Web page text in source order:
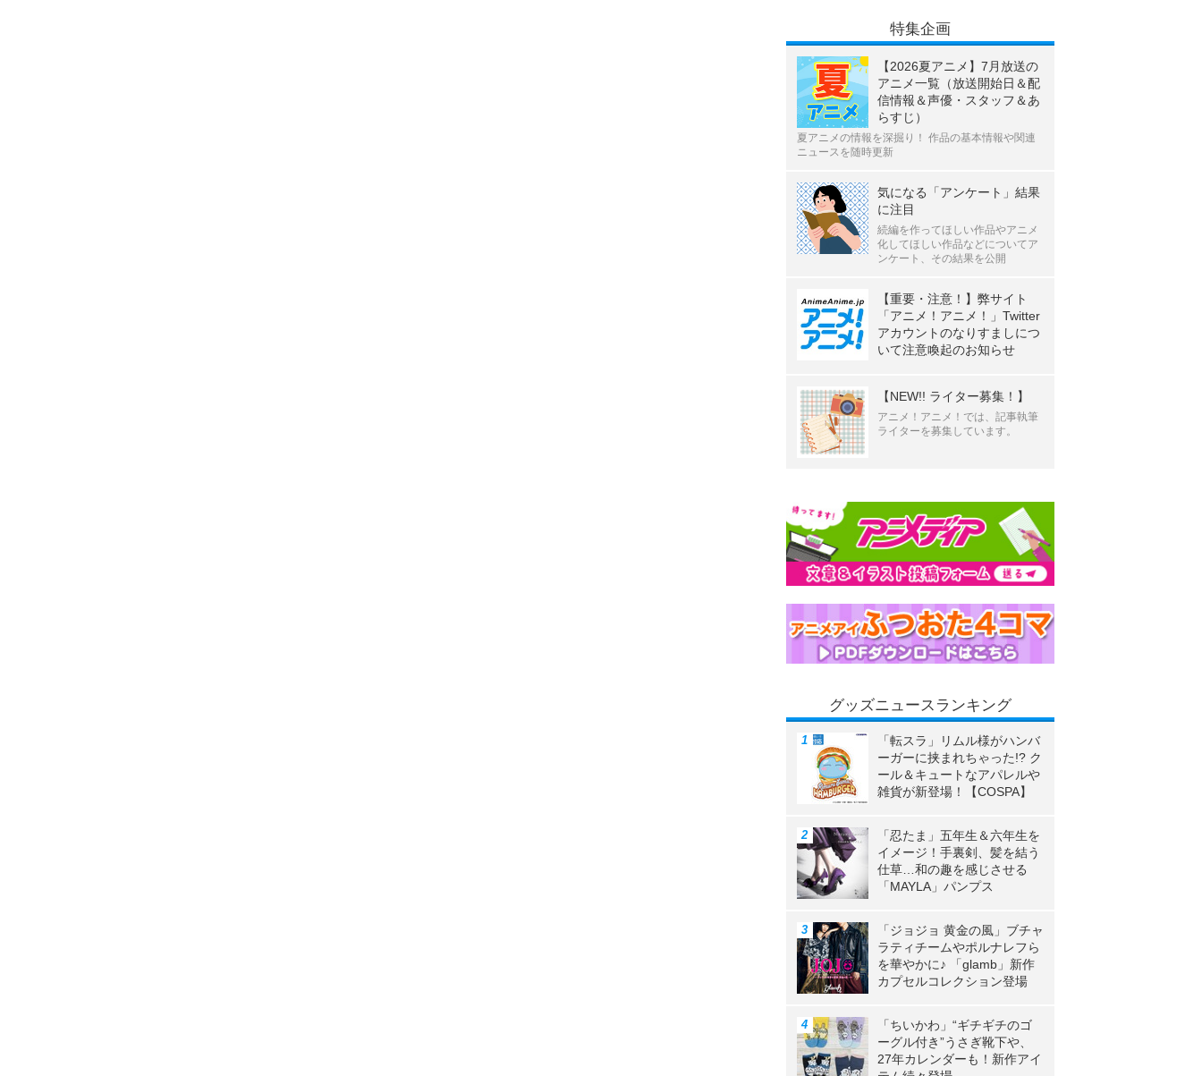
特集企画
【2026夏アニメ】7月放送の
アニメ一覧（放送開始日＆配
信情報＆声優・スタッフ＆あ
らすじ）
夏アニメの情報を深掘り！ 作品の基本情報や関連
ニュースを随時更新
気になる「アンケート」結果
に注目
続編を作ってほしい作品やアニメ
化してほしい作品などについてア
ンケート、その結果を公開
【重要・注意！】弊サイト
「アニメ！アニメ！」Twitter
アカウントのなりすましにつ
いて注意喚起のお知らせ
【NEW!! ライター募集！】
アニメ！アニメ！では、記事執筆
ライターを募集しています。
グッズニュースランキング
「転スラ」リムル様がハンバ
ーガーに挟まれちゃった!? ク
ール＆キュートなアパレルや
雑貨が新登場！【COSPA】
「忍たま」五年生＆六年生を
イメージ！手裏剣、髪を結う
仕草…和の趣を感じさせる
「MAYLA」パンプス
「ジョジョ 黄金の風」ブチャ
ラティチームやポルナレフら
を華やかに♪ 「glamb」新作
カプセルコレクション登場
「ちいかわ」“ギチギチのゴ
ーグル付き”うさぎ靴下や、
27年カレンダーも！新作アイ